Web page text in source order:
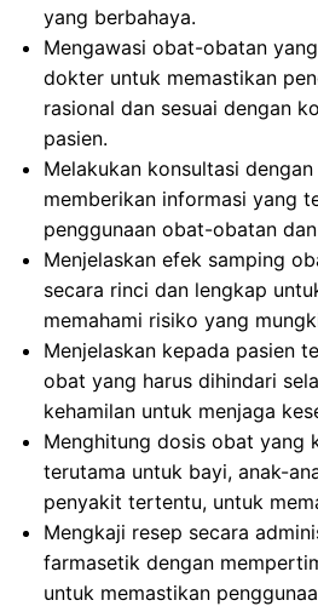
yang berbahaya.
Mengawasi obat-obatan
dokter untuk memastikan
rasional dan sesuai dengan
pasien.
Melakukan konsultasi
memberikan informasi yang
penggunaan obat-obatan
Menjelaskan efek samping
secara rinci dan lengkap
memahami risiko yang
Menjelaskan kepada pasien
obat yang harus dihindari
kehamilan untuk menjaga
Menghitung dosis obat yang
terutama untuk bayi, anak-
penyakit tertentu, untuk
Mengkaji resep secara
farmasetik dengan
untuk memastikan